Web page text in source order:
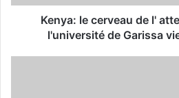
Kenya: le cerveau de l'
l'université de Garissa